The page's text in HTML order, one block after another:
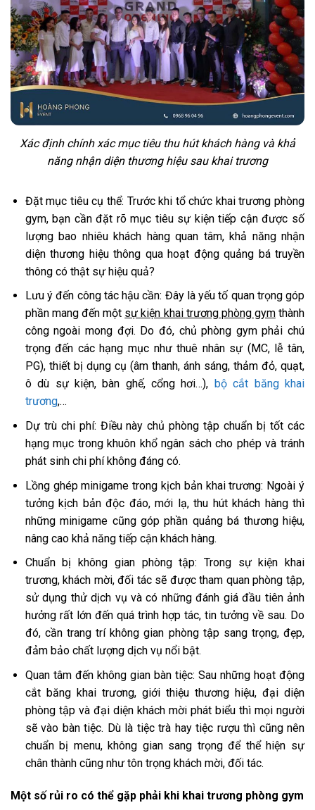
Xác định chính xác mục tiêu thu hút khách hàng và khả
năng nhận diện thương hiệu sau khai trương
Đặt mục tiêu cụ thể: Trước khi tổ chức khai trương phòng
gym, bạn cần đặt rõ mục tiêu sự kiện tiếp cận được số
lượng bao nhiêu khách hàng quan tâm, khả năng nhận
diện thương hiệu thông qua hoạt động quảng bá truyền
thông có thật sự hiệu quả?
Lưu ý đến công tác hậu cần: Đây là yếu tố quan trọng góp
phần mang đến một sự kiện khai trương phòng gymthành
công ngoài mong đợi. Do đó, chủ phòng gym phải chú
trọng đến các hạng mục như thuê nhân sự (MC, lễ tân,
PG), thiết bị dụng cụ (âm thanh, ánh sáng, thảm đỏ, quạt,
ô dù sự kiện, bàn ghế, cổng hơi…), bộ cắt băng khai
trương,…
Dự trù chi phí: Điều này chủ phòng tập chuẩn bị tốt các
hạng mục trong khuôn khổ ngân sách cho phép và tránh
phát sinh chi phí không đáng có.
Lồng ghép minigame trong kịch bản khai trương: Ngoài ý
tưởng kịch bản độc đáo, mới lạ, thu hút khách hàng thì
những minigame cũng góp phần quảng bá thương hiệu,
nâng cao khả năng tiếp cận khách hàng.
Chuẩn bị không gian phòng tập: Trong sự kiện khai
trương, khách mời, đối tác sẽ được tham quan phòng tập,
sử dụng thử dịch vụ và có những đánh giá đầu tiên ảnh
hưởng rất lớn đến quá trình hợp tác, tin tưởng về sau. Do
đó, cần trang trí không gian phòng tập sang trọng, đẹp,
đảm bảo chất lượng dịch vụ nổi bật.
Quan tâm đến không gian bàn tiệc: Sau những hoạt động
cắt băng khai trương, giới thiệu thương hiệu, đại diện
phòng tập và đại diện khách mời phát biểu thì mọi người
sẽ vào bàn tiệc. Dù là tiệc trà hay tiệc rượu thì cũng nên
chuẩn bị menu, không gian sang trọng để thể hiện sự
chân thành cũng như tôn trọng khách mời, đối tác.
Một số rủi ro có thể gặp phải khi khai trương phòng gym